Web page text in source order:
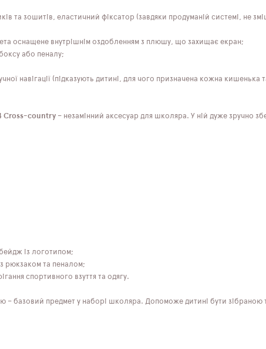
та зошитів, еластичний фіксатор (завдяки продуманій системі, не
оснащене внутрішнім оздобленням з плюшу, що захищає екран;
або пеналу;
навігації (підказують дитині, для чого призначена кожна кишенька
Cross-country – незамінний аксесуар для школяра. У ній дуже зручно
із логотипом;
рюкзаком та пеналом;
спортивного взуття та одягу.
– базовий предмет у наборі школяра. Допоможе дитині бути зібраною